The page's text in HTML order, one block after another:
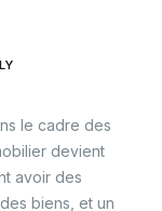
le cadre des
devient
avoir des
biens, et un